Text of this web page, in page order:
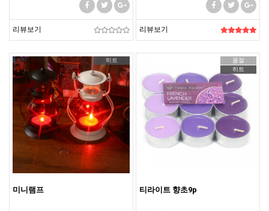
리뷰보기 리뷰보기
히트
미니램프
품절
히트
티라이트 향초9p